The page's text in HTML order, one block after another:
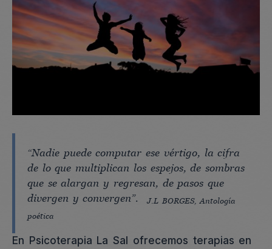
“Nadie puede computar ese vértigo, la cifra
de lo que multiplican los espejos, de sombras
que se alargan y regresan, de pasos que
divergen y convergen”.
J.L BORGES, Antología
poética
En Psicoterapia La Sal ofrecemos terapias en